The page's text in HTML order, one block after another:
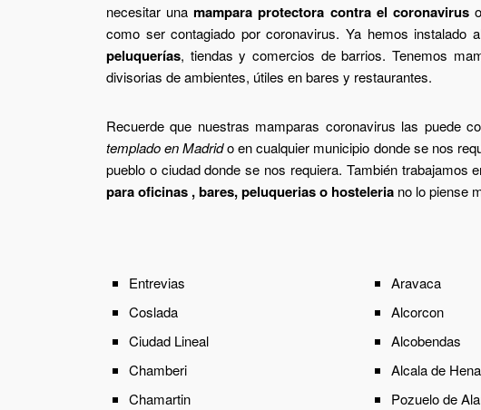
necesitar unamampara protectora contra el coronaviruso
como ser contagiado por coronavirus. Ya hemos instalado
peluquerías, tiendas y comercios de barrios. Tenemos
divisorias de ambientes, útiles en bares y restaurantes.
Recuerde que nuestras mamparas coronavirus las puede
templado en Madrido en cualquier municipio donde se nos
pueblo o ciudad donde se nos requiera. También trabajamos
para oficinas , bares, peluquerias o hosteleria no lo piense
Entrevias
Coslada
Ciudad Lineal
Chamberi
Chamartin
Aravaca
Alcorcon
Alcobendas
Alcala de
Pozuelo de